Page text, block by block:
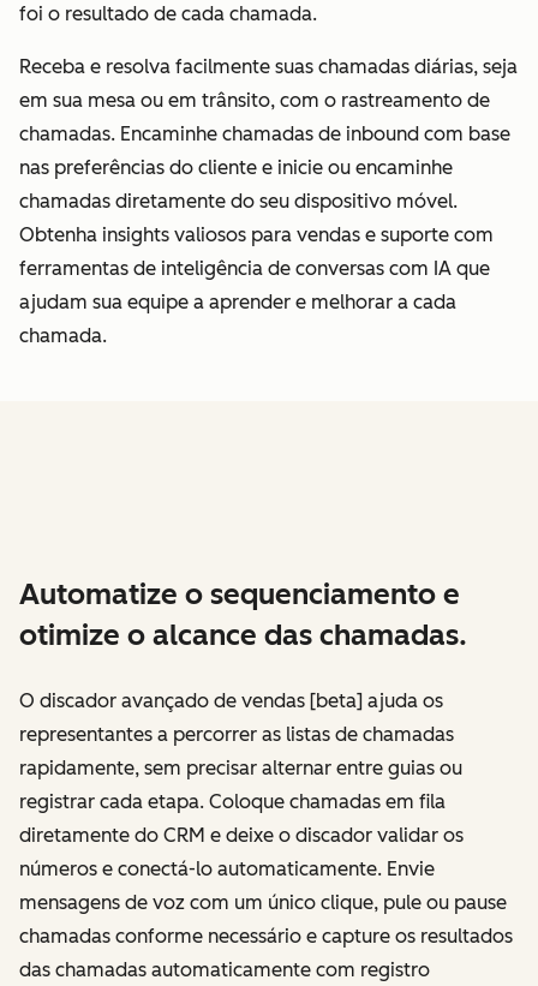
foi o resultado de cada chamada.
Receba e resolva facilmente suas chamadas diárias, seja
em sua mesa ou em trânsito, com o rastreamento de
chamadas. Encaminhe chamadas de inbound com base
nas preferências do cliente e inicie ou encaminhe
chamadas diretamente do seu dispositivo móvel.
Obtenha insights valiosos para vendas e suporte com
ferramentas de inteligência de conversas com IA que
ajudam sua equipe a aprender e melhorar a cada
chamada.
Automatize o sequenciamento e
otimize o alcance das chamadas.
O discador avançado de vendas [beta] ajuda os
representantes a percorrer as listas de chamadas
rapidamente, sem precisar alternar entre guias ou
registrar cada etapa. Coloque chamadas em fila
diretamente do CRM e deixe o discador validar os
números e conectá-lo automaticamente. Envie
mensagens de voz com um único clique, pule ou pause
chamadas conforme necessário e capture os resultados
das chamadas automaticamente com registro